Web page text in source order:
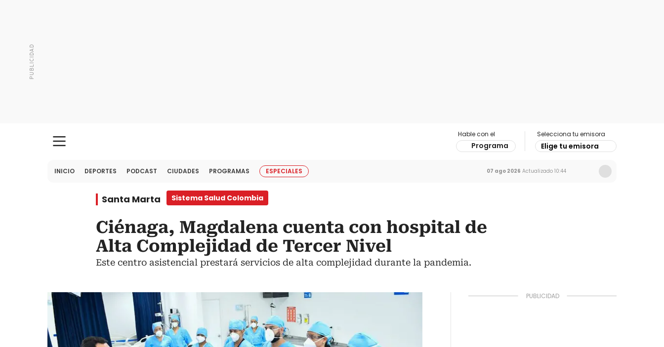
Hable con el
Programa
Selecciona tu emisora
Elige tu emisora
INICIO DEPORTES PODCAST CIUDADES PROGRAMAS ESPECIALES 07 ago 2026 Actualizado 10:44
Santa Marta Sistema Salud Colombia
Ciénaga, Magdalena cuenta con hospital de
Alta Complejidad de Tercer Nivel
Este centro asistencial prestará servicios de alta complejidad durante la pandemia.